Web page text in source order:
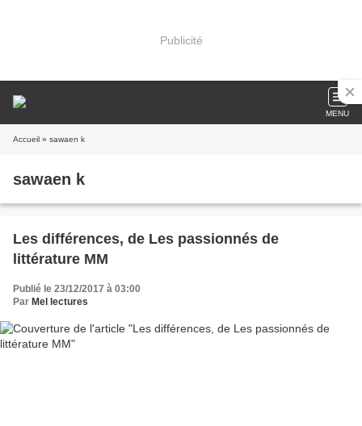
Publicité
MENU
Accueil » sawaen k
sawaen k
Les différences, de Les passionnés de
littérature MM
Publié le 23/12/2017 à 03:00
Par Mel lectures